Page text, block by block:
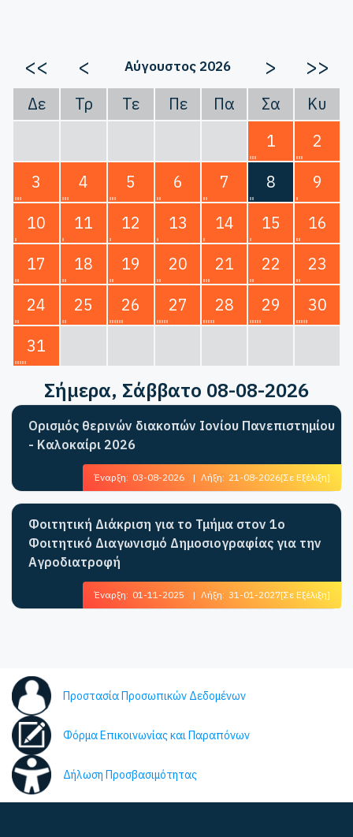
<< < Αύγουστος 2026 > >>
Δε Τρ Τε Πε Πα Σα
Κυ
1
2
3
4 5 6 7 8
9
10
11 12 13 14 15
16
17
18 19 20 21 22
23
24
25 26 27 28 29
30
31
Σήμερα, Σάββατο 08-08-2026
Ορισμός θερινών διακοπών Ιονίου Πανεπιστημίου
- Καλοκαίρι 2026
Έναρξη: 03-08-2026 | Λήξη: 21-08-2026[Σε Εξέλιξη]
Φοιτητική Διάκριση για το Τμήμα στον 1ο
Φοιτητικό Διαγωνισμό Δημοσιογραφίας για την
Αγροδιατροφή
Έναρξη: 01-11-2025 | Λήξη: 31-01-2027[Σε Εξέλιξη]
Προστασία Προσωπικών Δεδομένων
Φόρμα Επικοινωνίας και Παραπόνων
Δήλωση Προσβασιμότητας